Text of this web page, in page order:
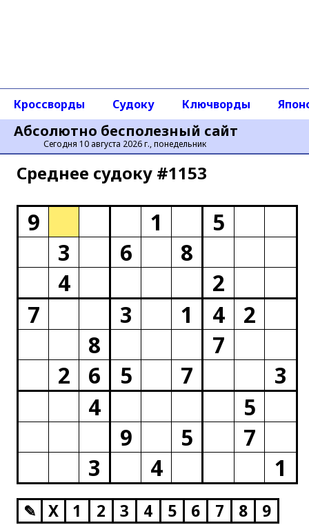
Абсолютно бесполезный сайт
Сегодня 10 августа 2026 г., понедельник
Кроссворды Судоку Ключворды
Среднее cудоку #1153
9 1
5
3
6
8
4
2
7
3 1 4
2
8
7
2
6 5 7
3
4
5
9
5
7
3
4 1
✎ X 1 2 3 4 5 6 7 8 9